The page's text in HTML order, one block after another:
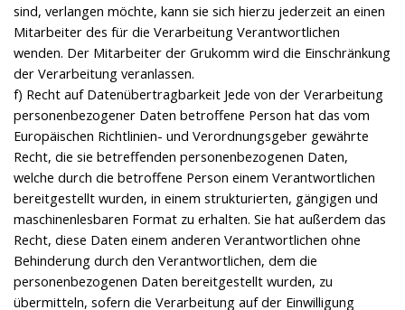
sind, verlangen möchte, kann sie sich hierzu jederzeit an einen
Mitarbeiter des für die Verarbeitung Verantwortlichen
wenden. Der Mitarbeiter der Grukomm wird die Einschränkung
der Verarbeitung veranlassen.
f) Recht auf Datenübertragbarkeit Jede von der Verarbeitung
personenbezogener Daten betroffene Person hat das vom
Europäischen Richtlinien- und Verordnungsgeber gewährte
Recht, die sie betreffenden personenbezogenen Daten,
welche durch die betroffene Person einem Verantwortlichen
bereitgestellt wurden, in einem strukturierten, gängigen und
maschinenlesbaren Format zu erhalten. Sie hat außerdem das
Recht, diese Daten einem anderen Verantwortlichen ohne
Behinderung durch den Verantwortlichen, dem die
personenbezogenen Daten bereitgestellt wurden, zu
übermitteln, sofern die Verarbeitung auf der Einwilligung